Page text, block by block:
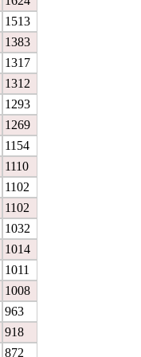
1513
1383
1317
1312
1293
1269
1154
1110
1102
1102
1032
1014
1011
1008
963
918
872